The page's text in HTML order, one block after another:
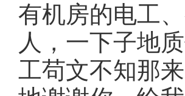
有机房的电工
人，一下子地
工苟文不知那